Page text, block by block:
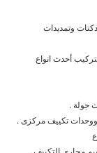
وتمديدات
أحدث انواع
جولة .
تكييف مركزى .